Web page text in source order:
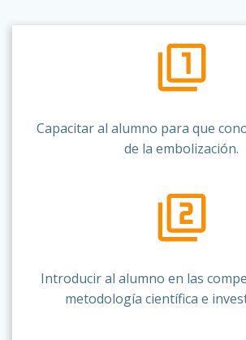
Capacitar al alumno para que
de la embolización.
Introducir al alumno en las
metodología científica e